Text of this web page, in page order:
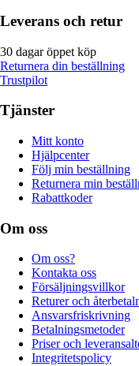
Leverans och retur
30 dagar öppet köp
Returnera din beställning
Trustpilot
Tjänster
Mitt konto
Hjälpcenter
Följ min beställning
Returnera min
Rabattkoder
Om oss
Om oss?
Kontakta oss
Försäljningsvillkor
Returer och
Ansvarsfriskrivning
Betalningsmetoder
Priser och
Integritetspolicy